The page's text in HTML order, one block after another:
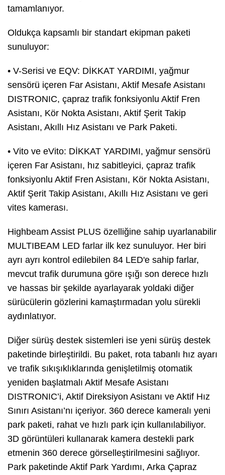
tamamlanıyor.
Oldukça kapsamlı bir standart ekipman paketi
sunuluyor:
• V-Serisi ve EQV: DİKKAT YARDIMI, yağmur
sensörü içeren Far Asistanı, Aktif Mesafe Asistanı
DISTRONIC, çapraz trafik fonksiyonlu Aktif Fren
Asistanı, Kör Nokta Asistanı, Aktif Şerit Takip
Asistanı, Akıllı Hız Asistanı ve Park Paketi.
• Vito ve eVito: DİKKAT YARDIMI, yağmur sensörü
içeren Far Asistanı, hız sabitleyici, çapraz trafik
fonksiyonlu Aktif Fren Asistanı, Kör Nokta Asistanı,
Aktif Şerit Takip Asistanı, Akıllı Hız Asistanı ve geri
vites kamerası.
Highbeam Assist PLUS özelliğine sahip uyarlanabilir
MULTIBEAM LED farlar ilk kez sunuluyor. Her biri
ayrı ayrı kontrol edilebilen 84 LED'e sahip farlar,
mevcut trafik durumuna göre ışığı son derece hızlı
ve hassas bir şekilde ayarlayarak yoldaki diğer
sürücülerin gözlerini kamaştırmadan yolu sürekli
aydınlatıyor.
Diğer sürüş destek sistemleri ise yeni sürüş destek
paketinde birleştirildi. Bu paket, rota tabanlı hız ayarı
ve trafik sıkışıklıklarında genişletilmiş otomatik
yeniden başlatmalı Aktif Mesafe Asistanı
DISTRONIC’i, Aktif Direksiyon Asistanı ve Aktif Hız
Sınırı Asistanı’nı içeriyor. 360 derece kameralı yeni
park paketi, rahat ve hızlı park için kullanılabiliyor.
3D görüntüleri kullanarak kamera destekli park
etmenin 360 derece görselleştirilmesini sağlıyor.
Park paketinde Aktif Park Yardımı, Arka Çapraz